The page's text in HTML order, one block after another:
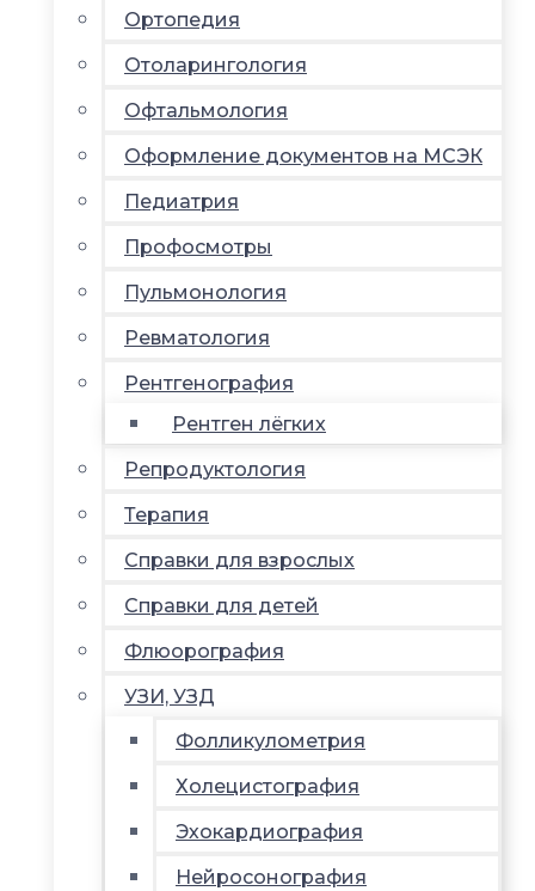
Ортопедия
Отоларингология
Офтальмология
Оформление документов на МСЭК
Педиатрия
Профосмотры
Пульмонология
Ревматология
Рентгенография
Рентген лёгких
Репродуктология
Терапия
Справки для взрослых
Справки для детей
Флюорография
УЗИ, УЗД
Фолликулометрия
Холецистография
Эхокардиография
Нейросонография